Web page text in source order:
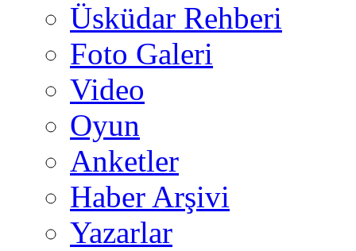
Üsküdar Rehberi
Foto Galeri
Video
Oyun
Anketler
Haber Arşivi
Yazarlar